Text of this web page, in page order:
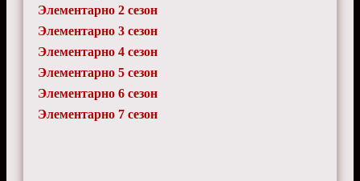
Элементарно 2 сезон
Элементарно 3 сезон
Элементарно 4 сезон
Элементарно 5 сезон
Элементарно 6 сезон
Элементарно 7 сезон